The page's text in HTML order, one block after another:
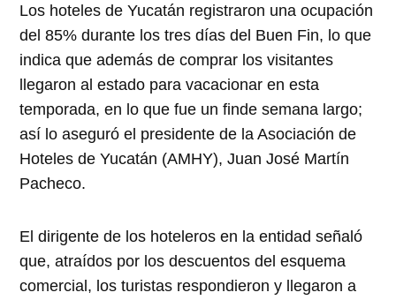
Los hoteles de Yucatán registraron una ocupación
del 85% durante los tres días del Buen Fin, lo que
indica que además de comprar los visitantes
llegaron al estado para vacacionar en esta
temporada, en lo que fue un finde semana largo;
así lo aseguró el presidente de la Asociación de
Hoteles de Yucatán (AMHY), Juan José Martín
Pacheco.
El dirigente de los hoteleros en la entidad señaló
que, atraídos por los descuentos del esquema
comercial, los turistas respondieron y llegaron a